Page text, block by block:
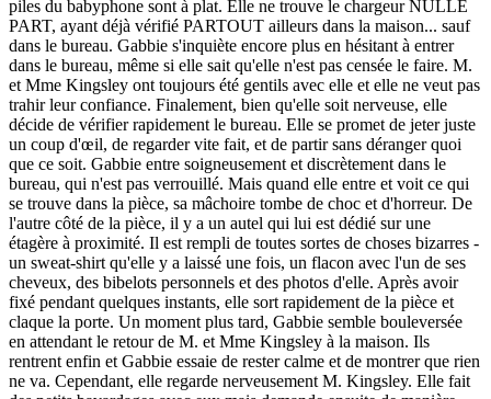
piles du babyphone sont à plat. Elle ne trouve le chargeur NULLE
PART, ayant déjà vérifié PARTOUT ailleurs dans la maison... sauf
dans le bureau. Gabbie s'inquiète encore plus en hésitant à entrer
dans le bureau, même si elle sait qu'elle n'est pas censée le faire. M.
et Mme Kingsley ont toujours été gentils avec elle et elle ne veut pas
trahir leur confiance. Finalement, bien qu'elle soit nerveuse, elle
décide de vérifier rapidement le bureau. Elle se promet de jeter juste
un coup d'œil, de regarder vite fait, et de partir sans déranger quoi
que ce soit. Gabbie entre soigneusement et discrètement dans le
bureau, qui n'est pas verrouillé. Mais quand elle entre et voit ce qui
se trouve dans la pièce, sa mâchoire tombe de choc et d'horreur. De
l'autre côté de la pièce, il y a un autel qui lui est dédié sur une
étagère à proximité. Il est rempli de toutes sortes de choses bizarres -
un sweat-shirt qu'elle y a laissé une fois, un flacon avec l'un de ses
cheveux, des bibelots personnels et des photos d'elle. Après avoir
fixé pendant quelques instants, elle sort rapidement de la pièce et
claque la porte. Un moment plus tard, Gabbie semble bouleversée
en attendant le retour de M. et Mme Kingsley à la maison. Ils
rentrent enfin et Gabbie essaie de rester calme et de montrer que rien
ne va. Cependant, elle regarde nerveusement M. Kingsley. Elle fait